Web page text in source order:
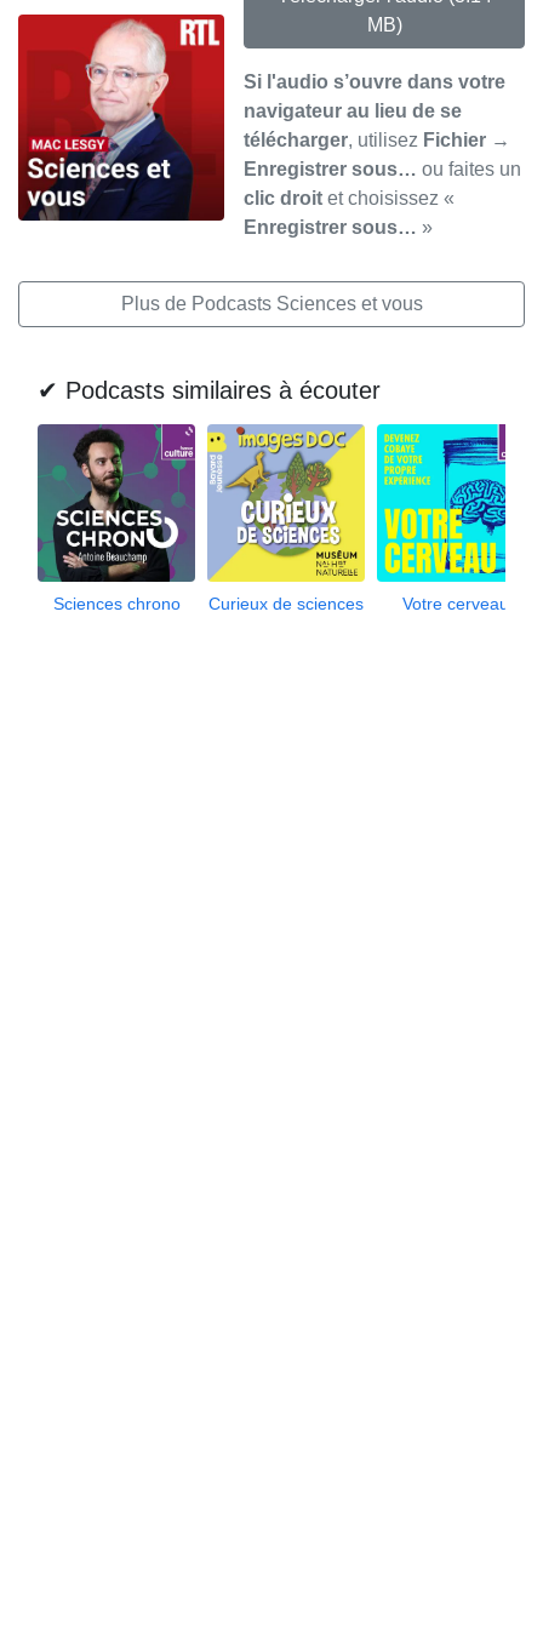
MB)
Si l'audio s’ouvre dans votre
navigateur au lieu de se
télécharger, utilisez Fichier →
Enregistrer sous… ou faites un
clic droit et choisissez «
Enregistrer sous… »
Plus de Podcasts Sciences et vous
✔ Podcasts similaires à écouter
Sciences chrono Curieux de sciences Votre cerveau